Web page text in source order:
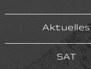
Aktuelles
SAT